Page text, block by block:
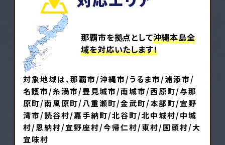
那覇市を拠点として沖縄本島全
域を対応いたします！
対象地域は、那覇市/沖縄市/うるま市/浦添市/
名護市/糸満市/豊見城市/南城市/西原町/与那
原町/南風原町/八重瀬町/金武町/本部町/宜野
湾市/読谷村/嘉手納町/北谷町/北中城村/中城
村/恩納村/宜野座村/今帰仁村/東村/国頭村/大
宜味村